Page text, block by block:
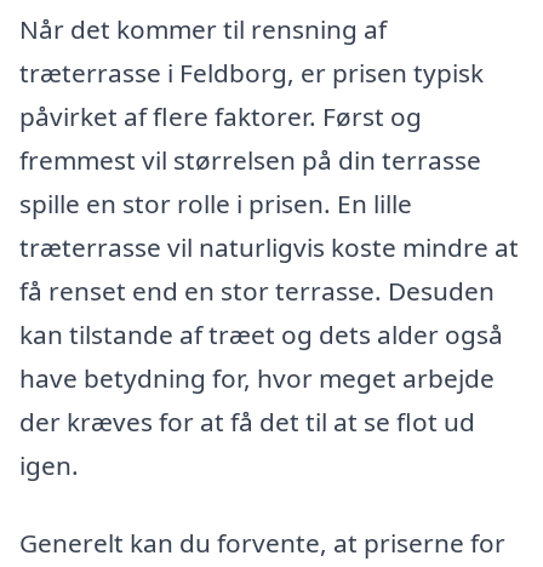
Når det kommer til rensning af
træterrasse i Feldborg, er prisen typisk
påvirket af flere faktorer. Først og
fremmest vil størrelsen på din terrasse
spille en stor rolle i prisen. En lille
træterrasse vil naturligvis koste mindre at
få renset end en stor terrasse. Desuden
kan tilstande af træet og dets alder også
have betydning for, hvor meget arbejde
der kræves for at få det til at se flot ud
igen.
Generelt kan du forvente, at priserne for